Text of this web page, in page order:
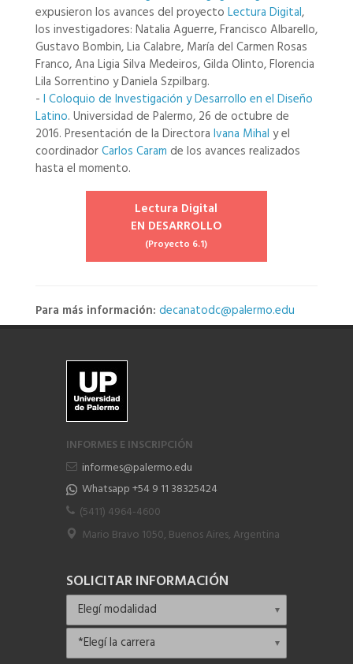
expusieron los avances del proyecto Lectura Digital,
los investigadores: Natalia Aguerre, Francisco Albarello,
Gustavo Bombin, Lia Calabre, María del Carmen Rosas
Franco, Ana Ligia Silva Medeiros, Gilda Olinto, Florencia
Lila Sorrentino y Daniela Szpilbarg.
- I Coloquio de Investigación y Desarrollo en el Diseño
Latino. Universidad de Palermo, 26 de octubre de
2016. Presentación de la Directora Ivana Mihal y el
coordinadorCarlos Caram de los avances realizados
hasta el momento.
Lectura Digital
EN DESARROLLO
(Proyecto 6.1)
Para más información: decanatodc@palermo.edu
INFORMES E INSCRIPCIÓN
informes@palermo.edu
Whatsapp +54 9 11 38325424
(5411) 4964-4600
Mario Bravo 1050, Buenos Aires, Argentina
SOLICITAR INFORMACIÓN